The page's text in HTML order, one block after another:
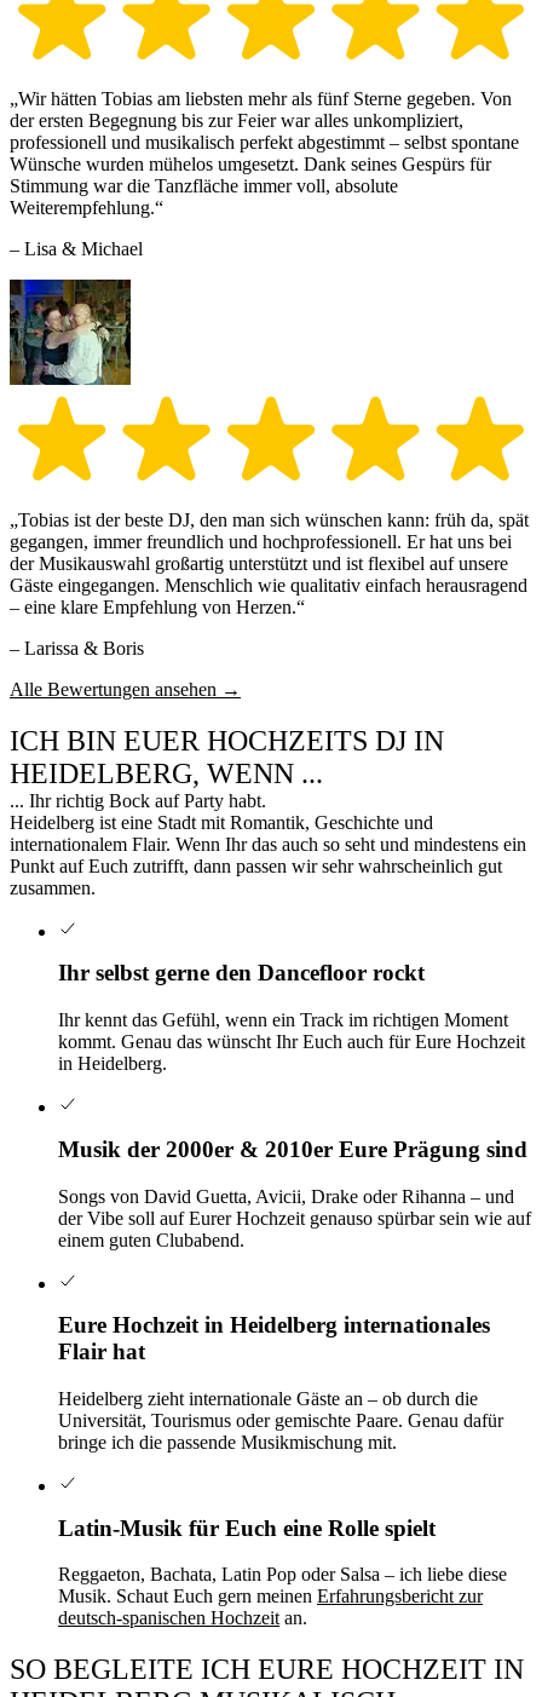
„Wir hätten Tobias am liebsten mehr als fünf Sterne gegeben. Von
der ersten Begegnung bis zur Feier war alles unkompliziert,
professionell und musikalisch perfekt abgestimmt – selbst spontane
Wünsche wurden mühelos umgesetzt. Dank seines Gespürs für
Stimmung war die Tanzfläche immer voll, absolute
Weiterempfehlung.“
– Lisa & Michael
„Tobias ist der beste DJ, den man sich wünschen kann: früh da, spät
gegangen, immer freundlich und hochprofessionell. Er hat uns bei
der Musikauswahl großartig unterstützt und ist flexibel auf unsere
Gäste eingegangen. Menschlich wie qualitativ einfach herausragend
– eine klare Empfehlung von Herzen.“
– Larissa & Boris
Alle Bewertungen ansehen →
ICH BIN EUER HOCHZEITS DJ IN
HEIDELBERG, WENN ...
... Ihr richtig Bock auf Party habt.
Heidelberg ist eine Stadt mit Romantik, Geschichte und
internationalem Flair. Wenn Ihr das auch so seht und mindestens ein
Punkt auf Euch zutrifft, dann passen wir sehr wahrscheinlich gut
zusammen.
Ihr selbst gerne den Dancefloor rockt
Ihr kennt das Gefühl, wenn ein Track im richtigen Moment
kommt. Genau das wünscht Ihr Euch auch für Eure Hochzeit
in Heidelberg.
Musik der 2000er & 2010er Eure Prägung sind
Songs von David Guetta, Avicii, Drake oder Rihanna – und
der Vibe soll auf Eurer Hochzeit genauso spürbar sein wie auf
einem guten Clubabend.
Eure Hochzeit in Heidelberg internationales
Flair hat
Heidelberg zieht internationale Gäste an – ob durch die
Universität, Tourismus oder gemischte Paare. Genau dafür
bringe ich die passende Musikmischung mit.
Latin-Musik für Euch eine Rolle spielt
Reggaeton, Bachata, Latin Pop oder Salsa – ich liebe diese
Musik. Schaut Euch gern meinen Erfahrungsbericht zur
deutsch-spanischen Hochzeitan.
SO BEGLEITE ICH EURE HOCHZEIT IN